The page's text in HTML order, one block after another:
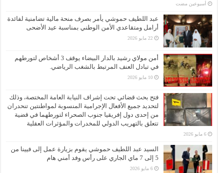
‏أسبوعين مضت
عبد اللطيف حموشي يأمر بصرف منحة مالية تضامنية لفائدة
أرامل ومتقاعدي الأمن الوطني بمناسبة عيد الأضحى
22 مايو 2026
أمن مولاي رشيد بالدار البيضاء يوقف 3 أشخاص لتورطهم
في تبادل العنف المرتبط بالشغب الرياضي.
10 مايو 2026
فتح بحث قضائي تحت إشراف النيابة العامة المختصة، وذلك
لتحديد جميع الأفعال الإجرامية المنسوبة لمواطنتين تنحدران
من إحدى دول إفريقيا جنوب الصحراء لتورطهما في قضية
تتعلق بالتهريب الدولي للمخدرات والمؤثرات العقلية
6 مايو 2026
السيد عبد اللطيف حموشي يقوم بزيارة عمل إلى فيينا من
5 إلى 7 ماي الجاري على رأس وفد أمني هام
6 مايو 2026